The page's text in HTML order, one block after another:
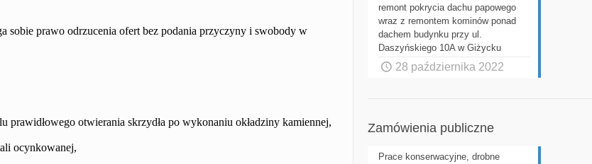
sobie prawo odrzucenia ofert bez podania przyczyny i swobody w
otwierania skrzydła po wykonaniu okładziny kamiennej,
ocynkowanej,
remont pokrycia dachu papowego
wraz z remontem kominów ponad
dachem budynku przy ul.
Daszyńskiego 10A w Giżycku
28 października 2022
Zamówienia publiczne
Prace konserwacyjne, drobne